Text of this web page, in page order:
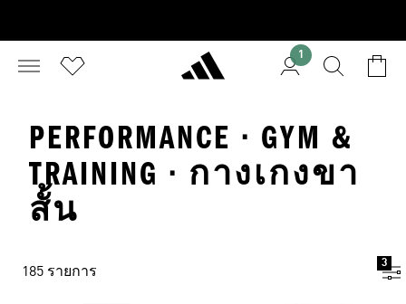
1
PERFORMANCE · GYM &
TRAINING · กางเกงขา
สั้น
185 รายการ
3